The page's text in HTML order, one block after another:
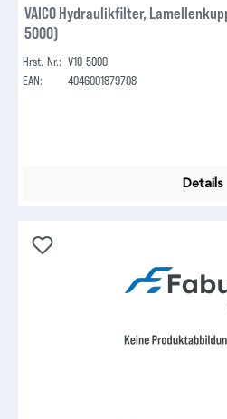
VAICO Hydraulikfilter,
5000)
Hrst.-Nr.: V10-5000
EAN:
4046001879708
Details